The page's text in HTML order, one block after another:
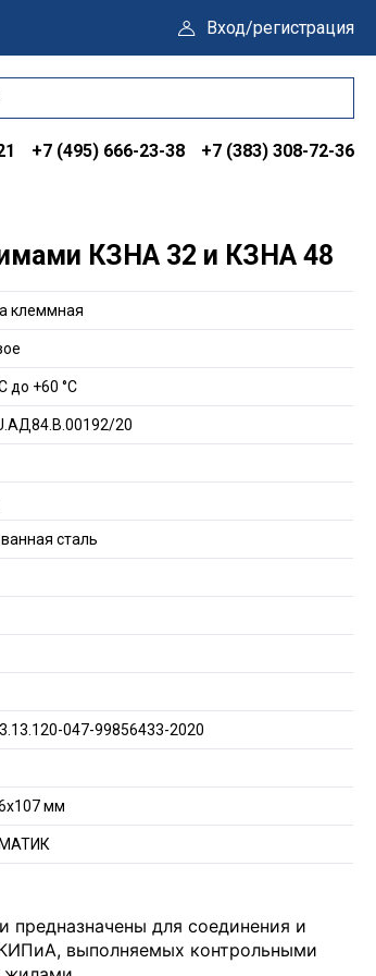
Вход/регистрация
+7 (495) 666-23-38 +7 (383) 308-72-36
КЗНА 32 и КЗНА 48
клеммная
до +60 °С
20
сталь
047-99856433-2020
мм
для соединения и
выполняемых контрольными